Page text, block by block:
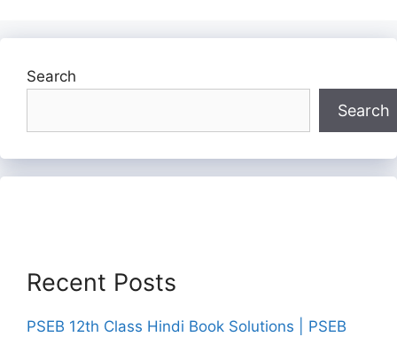
Search
Search
Recent Posts
PSEB 12th Class Hindi Book Solutions | PSEB